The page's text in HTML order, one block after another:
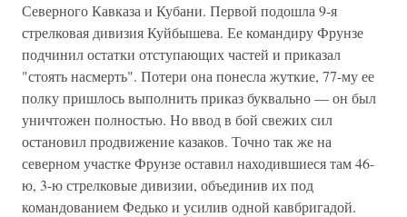
Северного Кавказа и Кубани. Первой подошла 9-я
стрелковая дивизия Куйбышева. Ее командиру Фрунзе
подчинил остатки отступающих частей и приказал
"стоять насмерть". Потери она понесла жуткие, 77-му ее
полку пришлось выполнить приказ буквально — он был
уничтожен полностью. Но ввод в бой свежих сил
остановил продвижение казаков. Точно так же на
северном участке Фрунзе оставил находившиеся там 46-
ю, 3-ю стрелковые дивизии, объединив их под
командованием Федько и усилив одной кавбригадой.